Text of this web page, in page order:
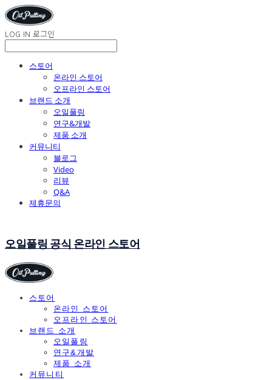
LOG IN 로그인
스토어
온라인 스토어
오프라인 스토어
브랜드 소개
오일풀링
연구&개발
제품 소개
커뮤니티
블로그
Video
리뷰
Q&A
제휴문의
오일풀링 공식 온라인 스토어
스토어
온라인 스토어
오프라인 스토어
브랜드 소개
오일풀링
연구&개발
제품 소개
커뮤니티